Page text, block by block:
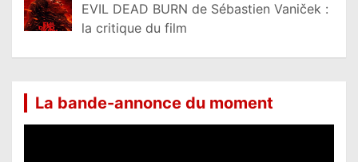
EVIL DEAD BURN de Sébastien Vaniček :
la critique du film
La bande-annonce du moment